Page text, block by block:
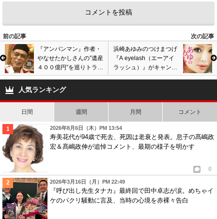
出ないのだろうか？
4 ミッキー
うーん…。私の場合、一応JFCにも入っているキスマイファンなんですが♪
でも、どちらかといえばやはり豪華な紅白にでてほしいですかね～？
まだデビュー3年目で紅白出場というのも驚き&嬉しいですっ！
嵐は、いつまで司会し続けるのでしょう？
ハニー ( 2013年11月2日 12:47 AM ) ID:OGY4OGUzOT
キスマイデビュー3年目で紅白出んの？まあ下積みは長いんだろうけど。
嵐は24時間のメインパーソナリティー続けたし、そろそろ司会もストップ
していんじゃん？
TOKIOって世代交代しないわけ？
ジャニーズって複雑…
前の記事
次の記事
『アンパンマン』作者・
やなせたかしさんの”遺産
４００億円”を巡りトラブ
ル勃発か!?
浜崎あゆみのつけまつげ
『A eyelash（エーアイ
ラッシュ）』がキャンド
ゥなどの100円ショップ
人気ランキング
日間 週間 月間 コメント
2026年8月6日（木）PM 13:54
寿美花代が94歳で死去、死因は老衰と発表。息子の髙嶋政
宏＆髙嶋政伸が追悼コメント、最期の様子を明かす
0
2026年3月16日（月）PM 22:49
『呼び出し先生タナカ』最終回で田中卓志が涙。めちゃイ
ケのパクリ騒動に言及、当時の心境を赤裸々告白